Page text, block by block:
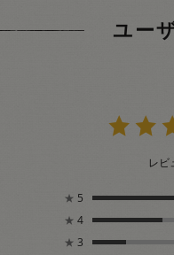
ユー
レビ
★ 5
★ 4
★ 3